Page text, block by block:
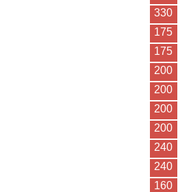
330
175
175
200
200
200
200
240
240
160